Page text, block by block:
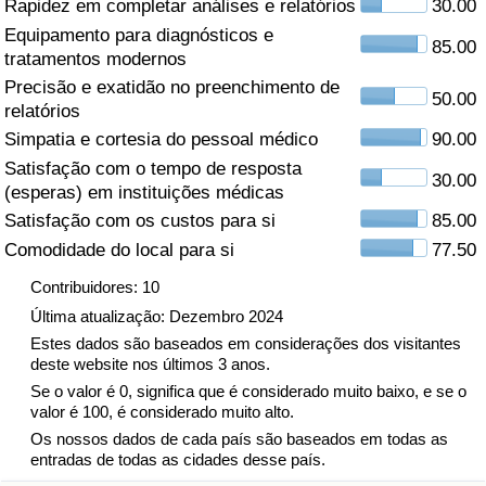
Rapidez em completar análises e relatórios
30.00
Equipamento para diagnósticos e
tratamentos modernos
85.00
Precisão e exatidão no preenchimento de
relatórios
50.00
Simpatia e cortesia do pessoal médico
90.00
Satisfação com o tempo de resposta
(esperas) em instituições médicas
30.00
Satisfação com os custos para si
85.00
Comodidade do local para si
77.50
Contribuidores: 10
Última atualização: Dezembro 2024
Estes dados são baseados em considerações dos visitantes
deste website nos últimos 3 anos.
Se o valor é 0, significa que é considerado muito baixo, e se o
valor é 100, é considerado muito alto.
Os nossos dados de cada país são baseados em todas as
entradas de todas as cidades desse país.
Saúde
Indicador de Saúde (Atual)
Indicador de Saúde
Indicador de Saúde por País
Poluição
Indicador de Poluição (Atual)
Índice de poluição
Indicador de Poluição por País
Trânsito